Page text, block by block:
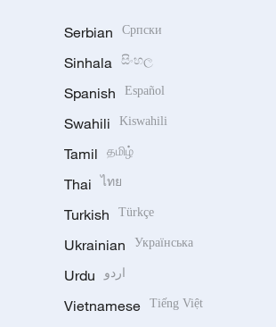
Serbian Српски
Sinhala සිංහල
Spanish Español
Swahili Kiswahili
Tamil தமிழ்
Thai ไทย
Turkish Türkçe
Ukrainian Українська
Urdu اردو
Vietnamese Tiếng Việt